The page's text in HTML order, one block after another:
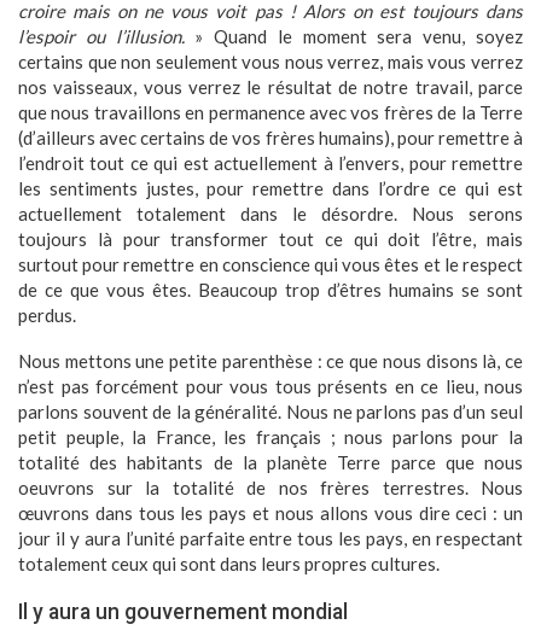
croire mais on ne vous voit pas ! Alors on est toujours dans
l’espoir ou l’illusion.» Quand le moment sera venu, soyez
certains que non seulement vous nous verrez, mais vous verrez
nos vaisseaux, vous verrez le résultat de notre travail, parce
que nous travaillons en permanence avec vos frères de la Terre
(d’ailleurs avec certains de vos frères humains), pour remettre à
l’endroit tout ce qui est actuellement à l’envers, pour remettre
les sentiments justes, pour remettre dans l’ordre ce qui est
actuellement totalement dans le désordre. Nous serons
toujours là pour transformer tout ce qui doit l’être, mais
surtout pour remettre en conscience qui vous êtes et le respect
de ce que vous êtes. Beaucoup trop d’êtres humains se sont
perdus.
Nous mettons une petite parenthèse : ce que nous disons là, ce
n’est pas forcément pour vous tous présents en ce lieu, nous
parlons souvent de la généralité. Nous ne parlons pas d’un seul
petit peuple, la France, les français ; nous parlons pour la
totalité des habitants de la planète Terre parce que nous
oeuvrons sur la totalité de nos frères terrestres. Nous
œuvrons dans tous les pays et nous allons vous dire ceci : un
jour il y aura l’unité parfaite entre tous les pays, en respectant
totalement ceux qui sont dans leurs propres cultures.
Il y aura un gouvernement mondial